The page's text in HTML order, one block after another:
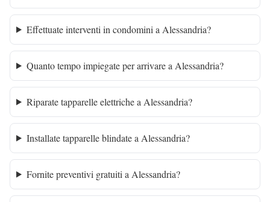
Effettuate interventi in condomini a Alessandria?
Quanto tempo impiegate per arrivare a Alessandria?
Riparate tapparelle elettriche a Alessandria?
Installate tapparelle blindate a Alessandria?
Fornite preventivi gratuiti a Alessandria?